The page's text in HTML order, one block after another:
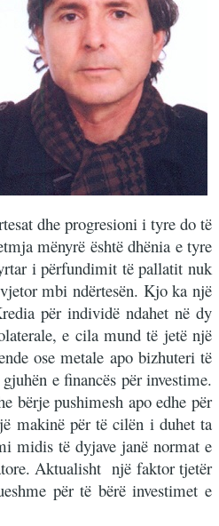
dhe progresioni i tyre do të
mënyrë është dhënia e tyre
i përfundimit të pallatit nuk
mbi ndërtesën. Kjo ka një
për individë ndahet në dy
e cila mund të jetë një
ose metale apo bizhuteri të
e financës për investime.
bërje pushimesh apo edhe për
makinë për të cilën i duhet ta
midis të dyjave janë normat e
Aktualisht një faktor tjetër
për të bërë investimet e